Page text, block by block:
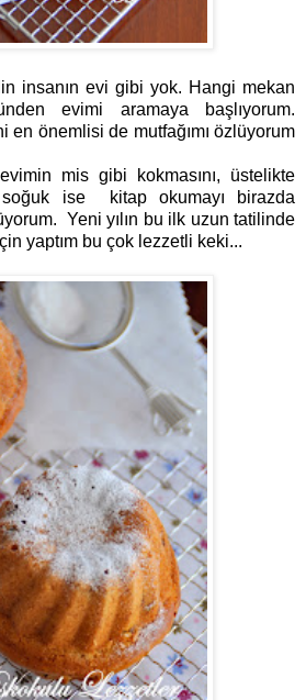
insanın evi gibi yok. Hangi mekan
evimi aramaya başlıyorum.
en önemlisi de mutfağımı özlüyorum
mis gibi kokmasını, üstelikte
ise kitap okumayı birazda
Yeni yılın bu ilk uzun tatilinde
yaptım bu çok lezzetli keki...